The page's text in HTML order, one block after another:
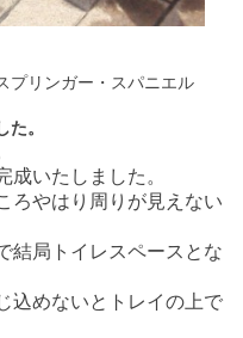
プリンガー・スパニエル
。
成いたしました。
ろやはり周りが見えない
結局トイレスペースとな
込めないとトレイの上で